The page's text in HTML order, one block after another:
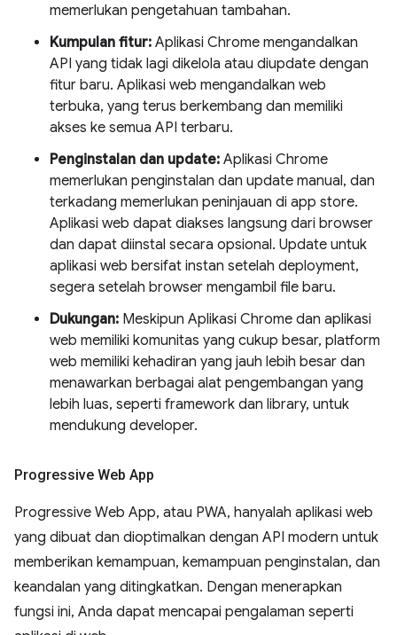
memerlukan pengetahuan tambahan.
Kumpulan fitur: Aplikasi Chrome mengandalkan
API yang tidak lagi dikelola atau diupdate dengan
fitur baru. Aplikasi web mengandalkan web
terbuka, yang terus berkembang dan memiliki
akses ke semua API terbaru.
Penginstalan dan update: Aplikasi Chrome
memerlukan penginstalan dan update manual, dan
terkadang memerlukan peninjauan di app store.
Aplikasi web dapat diakses langsung dari browser
dan dapat diinstal secara opsional. Update untuk
aplikasi web bersifat instan setelah deployment,
segera setelah browser mengambil file baru.
Dukungan: Meskipun Aplikasi Chrome dan aplikasi
web memiliki komunitas yang cukup besar, platform
web memiliki kehadiran yang jauh lebih besar dan
menawarkan berbagai alat pengembangan yang
lebih luas, seperti framework dan library, untuk
mendukung developer.
Progressive Web App
Progressive Web App, atau PWA, hanyalah aplikasi web
yang dibuat dan dioptimalkan dengan API modern untuk
memberikan kemampuan, kemampuan penginstalan, dan
keandalan yang ditingkatkan. Dengan menerapkan
fungsi ini, Anda dapat mencapai pengalaman seperti